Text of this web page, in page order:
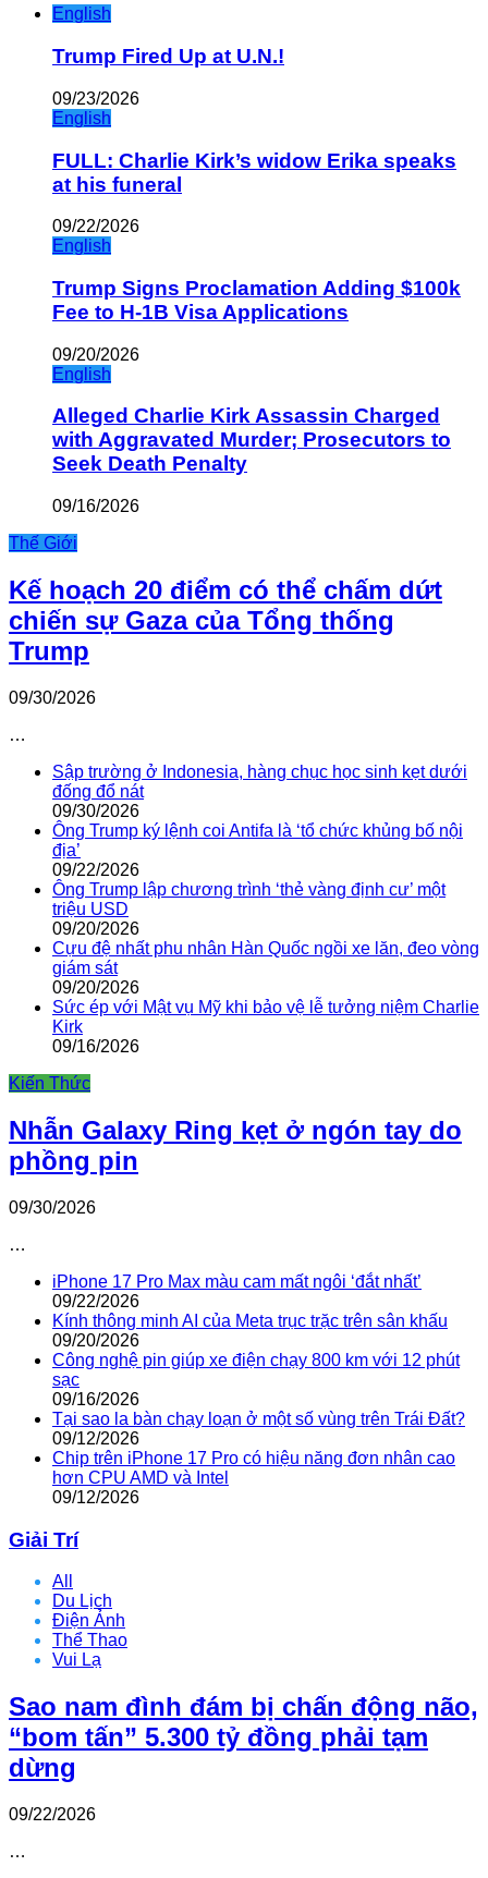
English
Trump Fired Up at U.N.!
09/23/2026
English
FULL: Charlie Kirk’s widow Erika speaks
at his funeral
09/22/2026
English
Trump Signs Proclamation Adding $100k
Fee to H-1B Visa Applications
09/20/2026
English
Alleged Charlie Kirk Assassin Charged
with Aggravated Murder; Prosecutors to
Seek Death Penalty
09/16/2026
Thế Giới
Kế hoạch 20 điểm có thể chấm dứt
chiến sự Gaza của Tổng thống
Trump
09/30/2026
…
Sập trường ở Indonesia, hàng chục học sinh kẹt dưới
đống đổ nát
09/30/2026
Ông Trump ký lệnh coi Antifa là ‘tổ chức khủng bố nội
địa’
09/22/2026
Ông Trump lập chương trình ‘thẻ vàng định cư’ một
triệu USD
09/20/2026
Cựu đệ nhất phu nhân Hàn Quốc ngồi xe lăn, đeo vòng
giám sát
09/20/2026
Sức ép với Mật vụ Mỹ khi bảo vệ lễ tưởng niệm Charlie
Kirk
09/16/2026
Kiến Thức
Nhẫn Galaxy Ring kẹt ở ngón tay do
phồng pin
09/30/2026
…
iPhone 17 Pro Max màu cam mất ngôi ‘đắt nhất’
09/22/2026
Kính thông minh AI của Meta trục trặc trên sân khấu
09/20/2026
Công nghệ pin giúp xe điện chạy 800 km với 12 phút
sạc
09/16/2026
Tại sao la bàn chạy loạn ở một số vùng trên Trái Đất?
09/12/2026
Chip trên iPhone 17 Pro có hiệu năng đơn nhân cao
hơn CPU AMD và Intel
09/12/2026
Giải Trí
All
Du Lịch
Điện Ảnh
Thể Thao
Vui Lạ
Sao nam đình đám bị chấn động não,
“bom tấn” 5.300 tỷ đồng phải tạm
dừng
09/22/2026
…